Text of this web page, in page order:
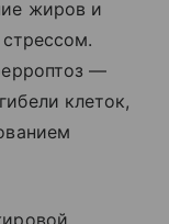
жиров и
—
клеток,